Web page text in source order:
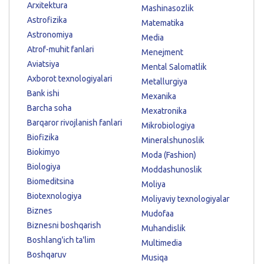
Arxitektura
Astrofizika
Astronomiya
Atrof-muhit fanlari
Aviatsiya
Axborot texnologiyalari
Bank ishi
Barcha soha
Barqaror rivojlanish fanlari
Biofizika
Biokimyo
Biologiya
Biomeditsina
Biotexnologiya
Biznes
Biznesni boshqarish
Boshlang'ich ta'lim
Boshqaruv
Mashinasozlik
Matematika
Media
Menejment
Mental Salomatlik
Metallurgiya
Mexanika
Mexatronika
Mikrobiologiya
Mineralshunoslik
Moda (Fashion)
Moddashunoslik
Moliya
Moliyaviy texnologiyalar
Mudofaa
Muhandislik
Multimedia
Musiqa